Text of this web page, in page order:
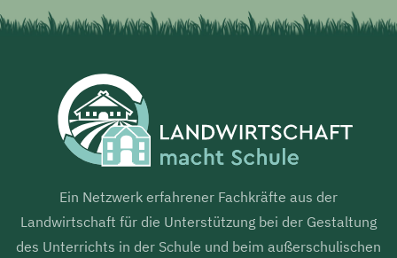
Ein Netzwerk erfahrener Fachkräfte aus der
Landwirtschaft für die Unterstützung bei der Gestaltung
des Unterrichts in der Schule und beim außerschulischen